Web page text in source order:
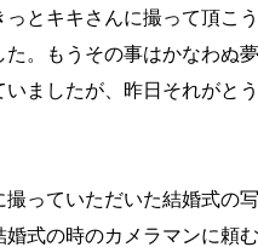
っとキキさんに撮って頂こ
。もうその事はかなわぬ
ましたが、昨日それがと
っていただいた結婚式の
式の時のカメラマンに頼